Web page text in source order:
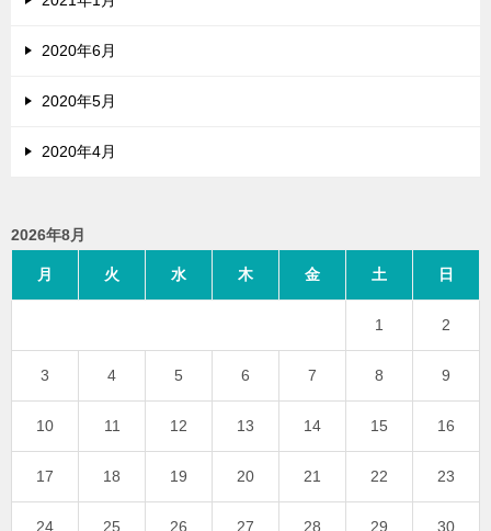
2020年6月
2020年5月
2020年4月
2026年8月
月 火 水 木 金 土 日
1 2
3 4 5 6 7 8 9
10 11 12 13 14 15 16
17 18 19 20 21 22 23
24 25 26 27 28 29 30